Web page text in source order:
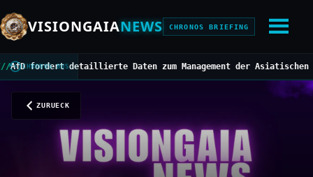
VISIONGAIANEWS CHRONOS BRIEFING
CHRONOS BUS
detaillierte Daten zum Management der Asiatischen
ZURUECK